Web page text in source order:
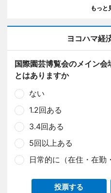
もっと
ヨコハマ経
国際園芸博覧会のメイン
とはありますか
ない
1.2回ある
3.4回ある
5回以上ある
日常的に（在住・在勤
投票する